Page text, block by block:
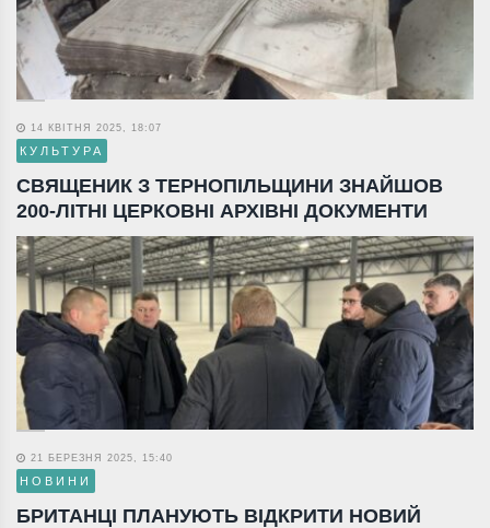
14 КВІТНЯ 2025, 18:07
КУЛЬТУРА
СВЯЩЕНИК З ТЕРНОПІЛЬЩИНИ ЗНАЙШОВ
200-ЛІТНІ ЦЕРКОВНІ АРХІВНІ ДОКУМЕНТИ
21 БЕРЕЗНЯ 2025, 15:40
НОВИНИ
БРИТАНЦІ ПЛАНУЮТЬ ВІДКРИТИ НОВИЙ